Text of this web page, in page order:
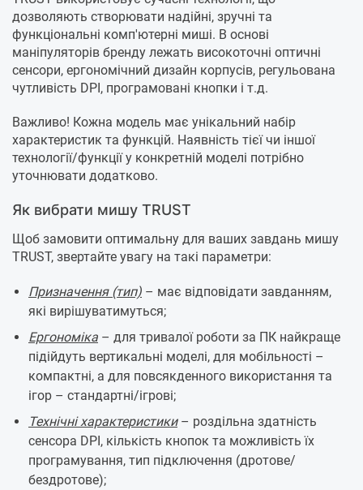
дозволяють створювати надійні, зручні та
функціональні комп'ютерні миші. В основі
маніпуляторів бренду лежать високоточні оптичні
сенсори, ергономічний дизайн корпусів, регульована
чутливість DPI, програмовані кнопки і т.д.
Важливо! Кожна модель має унікальний набір
характеристик та функцій. Наявність тієї чи іншої
технології/функції у конкретній моделі потрібно
уточнювати додатково.
Як вибрати мишу TRUST
Щоб замовити оптимальну для ваших завдань мишу
TRUST, звертайте увагу на такі параметри:
Призначення (тип) – має відповідати завданням,
які вирішуватимуться;
Ергономіка – для тривалої роботи за ПК найкраще
підійдуть вертикальні моделі, для мобільності –
компактні, а для повсякденного використання та
ігор – стандартні/ігрові;
Технічні характеристики– роздільна здатність
сенсора DPI, кількість кнопок та можливість їх
програмування, тип підключення (дротове/
бездротове);